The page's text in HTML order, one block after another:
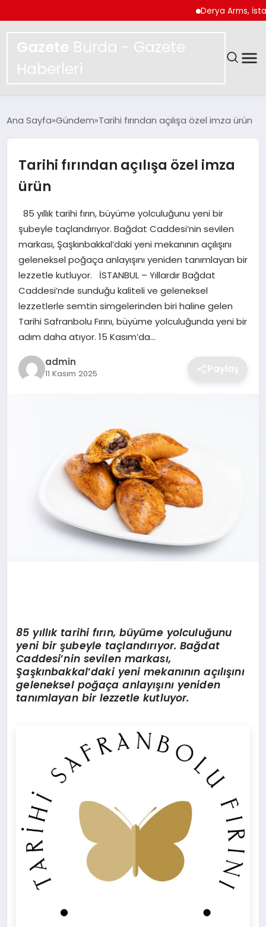
Derya Arms,
Gazete Burda - Gazete
Haberleri
SPOR
MAGAZIN
EKONOMI
TEKNOLOJI
SAĞLIK
EĞITIM
DÜNYA
Ana Sayfa Gündem Tarihi fırından açılışa özel imza ürün
Tarihi fırından açılışa özel imza
ürün
85 yıllık tarihi fırın, büyüme yolculuğunu yeni bir
şubeyle taçlandırıyor. Bağdat Caddesi’nin sevilen
markası, Şaşkınbakkal’daki yeni mekanının açılışını
geleneksel poğaça anlayışını yeniden tanımlayan bir
lezzetle kutluyor. İSTANBUL – Yıllardır Bağdat
Caddesi’nde sunduğu kaliteli ve geleneksel
lezzetlerle semtin simgelerinden biri haline gelen
Tarihi Safranbolu Fırını, büyüme yolculuğunda yeni bir
adım daha atıyor. 15 Kasım’da…
admin
11 Kasım 2025 Paylaş
85 yıllık tarihi fırın, büyüme yolculuğunu
yeni bir şubeyle taçlandırıyor. Bağdat
Caddesi’nin sevilen markası,
Şaşkınbakkal’daki yeni mekanının açılışını
geleneksel poğaça anlayışını yeniden
tanımlayan bir lezzetle kutluyor.